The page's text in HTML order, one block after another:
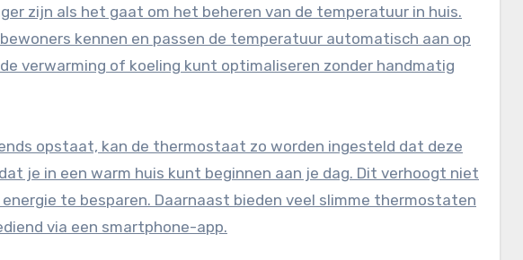
zijn als het gaat om het beheren van de temperatuur in huis.
kennen en passen de temperatuur automatisch aan op
verwarming of koeling kunt optimaliseren zonder handmatig
opstaat, kan de thermostaat zo worden ingesteld dat deze
je in een warm huis kunt beginnen aan je dag. Dit verhoogt niet
te besparen. Daarnaast bieden veel slimme thermostaten
via een smartphone-app.